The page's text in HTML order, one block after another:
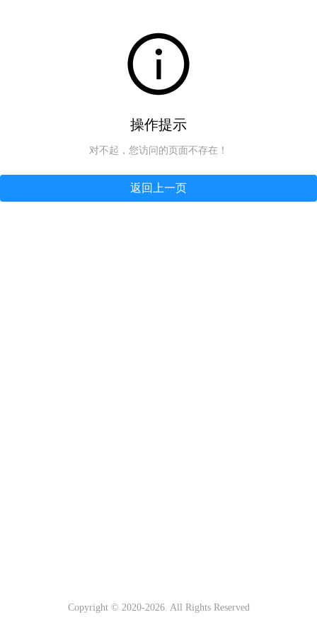
操作提示
对不起，您访问的页面不存在！
返回上一页
Copyright © 2020-2026. All Rights Reserved